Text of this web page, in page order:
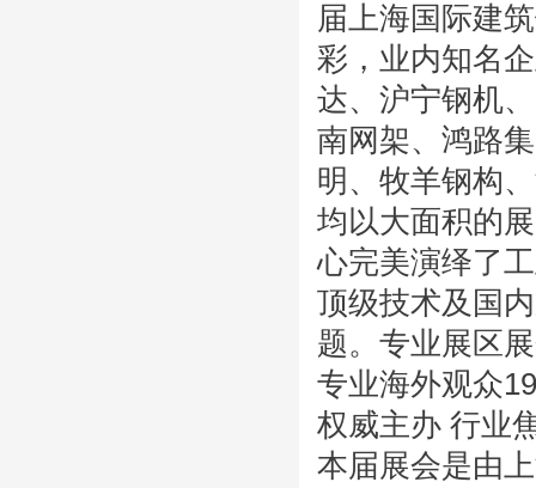
届上海国际建
彩，业内知名
达、沪宁钢机
南网架、鸿路
明、牧羊钢构
均以大面积的
心完美演绎了
顶级技术及国
题。专业展区
专业海外观众
权威主办 行业
本届展会是由